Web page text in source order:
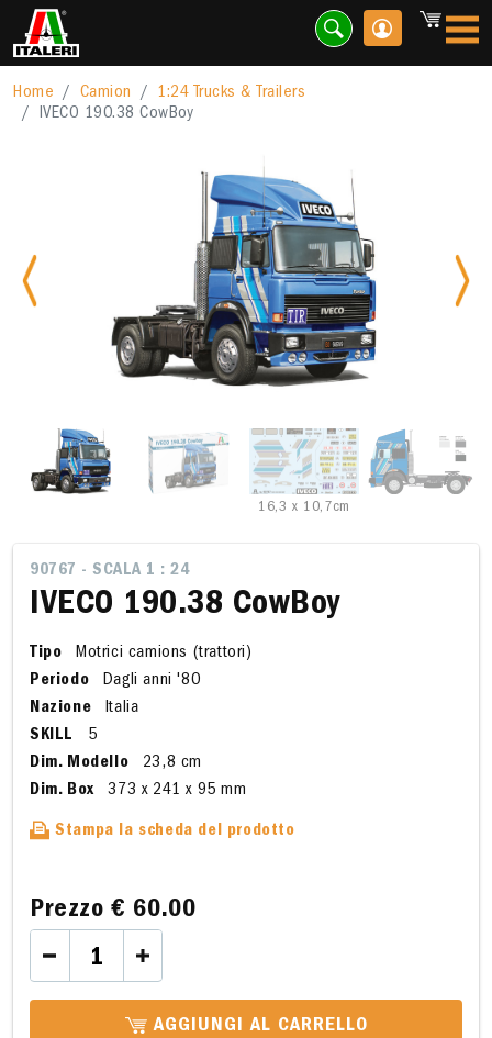
Home Camion
1:24 Trucks & Trailers
IVECO 190.38 CowBoy
Previous
16,3 x 10,7cm
90767 - SCALA 1 : 24
IVECO 190.38 CowBoy
Tipo
Motrici camions (trattori)
Periodo
Dagli anni '80
Nazione
Italia
SKILL
5
Dim. Modello
23,8 cm
Dim. Box
373 x 241 x 95 mm
Stampa la scheda del prodotto
Prezzo€ 60.00
AGGIUNGI AL CARRELLO